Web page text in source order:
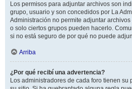
Los permisos para adjuntar archivos son
grupo, usuario y son concedidos por La
Administración no permite adjuntar
o solo ciertos grupos pueden hacerlo.
si no está seguro de por qué no puede
Arriba
¿Por qué recibí una advertencia?
Los administradores de cada foro tienen